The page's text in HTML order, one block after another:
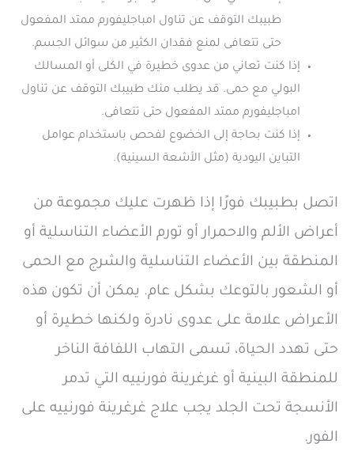
طبيبك التوقف عن تناول امباجليفورم ممتد المفعول
حتى تتعافى لمنع فقدان الكثير من سوائل الجسم.
إذا كنت تعاني من عدوى خطيرة في الكلى أو المسالك
البولي مع حمى. قد يطلب منك طبيبك التوقف عن تناول
امباجليفورم ممتد المفعول حتى تتعافى.
إذا كنت بحاجة إلى الخضوع لفحص باستخدام عوامل
التباين اليودية (مثل الأشعة السينية).
اتصل بطبيبك فورًا إذا ظهرت عليك مجموعة من
أعراض الألم والاحمرار أو تورم الأعضاء التناسلية أو
المنطقة بين الأعضاء التناسلية والشرج مع الحمى
أو الشعور بالتوعك بشكل عام. يمكن أن تكون هذه
الأعراض علامة على عدوى نادرة ولكنها خطيرة أو
حتى تهدد الحياة، تسمى التهاب اللفافة الناخر
للمنطقة البينية أو غرغرينة فورنييه التي تدمر
الأنسجة تحت الجلد يجب علاج غرغرينة فورنييه على
الفور.